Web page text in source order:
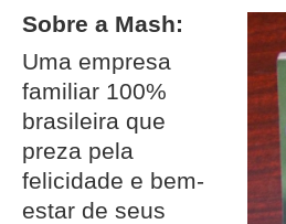
Sobre a Mash:
Uma empresa
familiar 100%
brasileira que
preza pela
felicidade e bem-
estar de seus